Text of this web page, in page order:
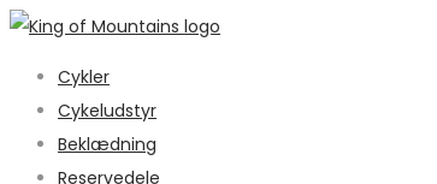
Cykler
Cykeludstyr
Beklædning
Reservedele